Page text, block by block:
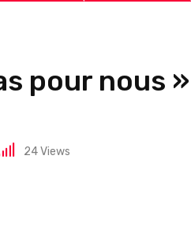
pour nous
24Views